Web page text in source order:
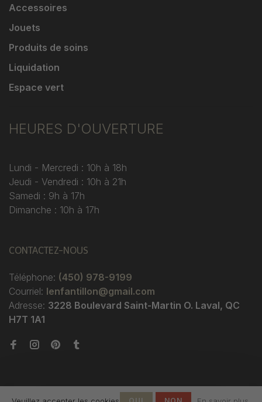
Accessoires
Jouets
Produits de soins
Liquidation
Espace vert
HEURES D'OUVERTURE
Lundi - Mercredi : 10h à 18h
Jeudi - Vendredi : 10h à 21h
Samedi : 9h à 17h
Dimanche : 10h à 17h
CONTACTEZ-NOUS
Téléphone: (450) 978-9199
Courriel: lenfantillon@gmail.com
Adresse: 3228 Boulevard Saint-Martin O. Laval, QC
H7T 1A1